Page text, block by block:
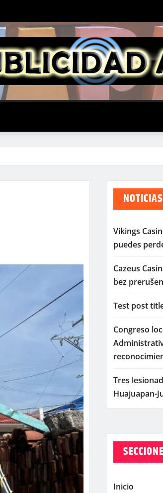
Vikings
puedes
Cazeus
bez
Test post
Congreso
Tres
Huajuapan-
Inicio